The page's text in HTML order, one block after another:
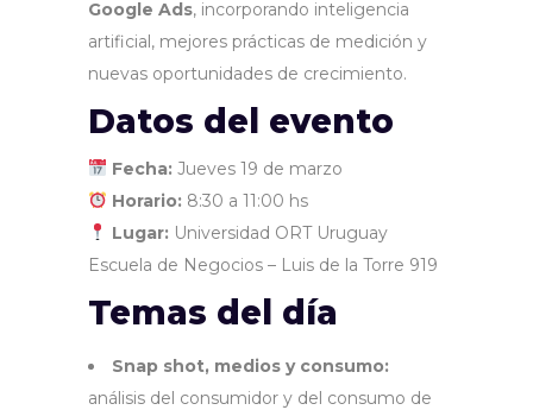
Google Ads, incorporando inteligencia
artificial, mejores prácticas de medición y
nuevas oportunidades de crecimiento.
Datos del evento
Fecha: Jueves 19 de marzo
Horario: 8:30 a 11:00 hs
Lugar: Universidad ORT Uruguay
Escuela de Negocios – Luis de la Torre 919
Temas del día
Snap shot, medios y consumo:
análisis del consumidor y del consumo de